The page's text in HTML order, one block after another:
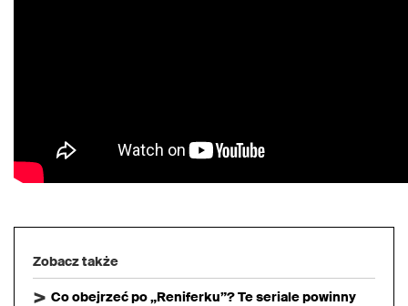
Zobacz także
Co obejrzeć po „Reniferku”? Te seriale powinny